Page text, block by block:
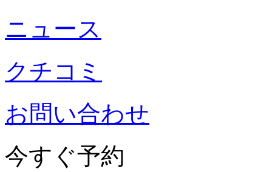
ニュース
クチコミ
お問い合わせ
今すぐ予約